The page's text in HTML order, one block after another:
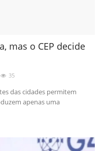
mas o CEP decide
35
das cidades permitem
apenas uma